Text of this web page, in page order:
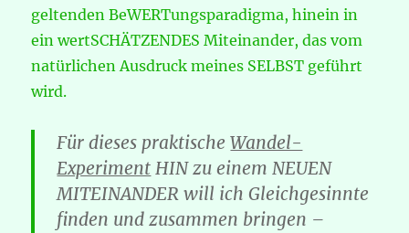
geltenden BeWERTungsparadigma, hinein in
ein wertSCHÄTZENDES Miteinander, das vom
natürlichen Ausdruck meines SELBST geführt
wird.
Für dieses praktischeWandel-
Experiment HIN zu einem NEUEN
MITEINANDER will ich Gleichgesinnte
finden und zusammen bringen –